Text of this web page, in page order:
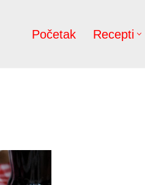
Početak Recepti